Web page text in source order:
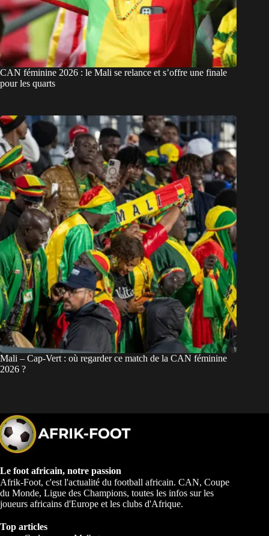
CAN féminine 2026 : le Mali se relance et s’offre une finale
pour les quarts
Mali – Cap-Vert : où regarder ce match de la CAN féminine
2026 ?
Le foot africain, notre passion
Afrik-Foot, c'est l'actualité du football africain. CAN, Coupe
du Monde, Ligue des Champions, toutes les infos sur les
joueurs africains d'Europe et les clubs d'Afrique.
Top articles